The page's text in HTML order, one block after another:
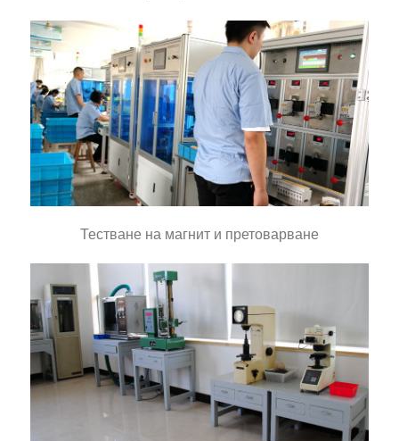
Тестване на магнит и претоварване